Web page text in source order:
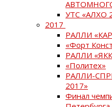
УТС «АЛХО
2017
РАЛЛИ
«Форт
РАЛЛИ
«Политех»
РАЛЛИ-
2017»
Финал